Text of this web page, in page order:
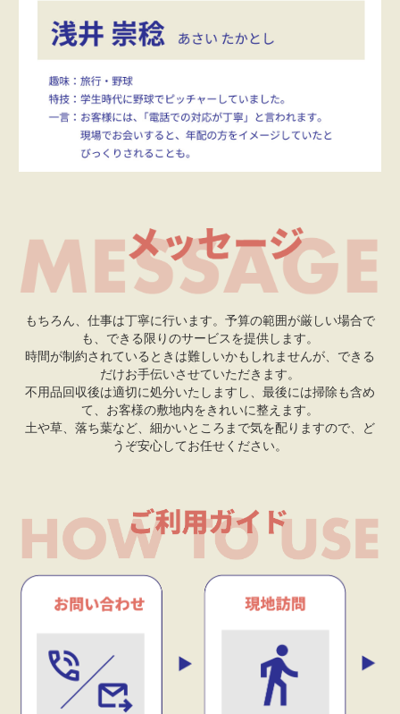
もちろん、仕事は丁寧に行います。予算の範囲が厳しい場合で
も、できる限りのサービスを提供します。
時間が制約されているときは難しいかもしれませんが、できる
だけお手伝いさせていただきます。
不用品回収後は適切に処分いたしますし、最後には掃除も含め
て、お客様の敷地内をきれいに整えます。
土や草、落ち葉など、細かいところまで気を配りますので、ど
うぞ安心してお任せください。